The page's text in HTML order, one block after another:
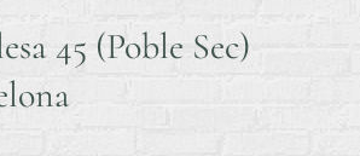
45 (Poble Sec)